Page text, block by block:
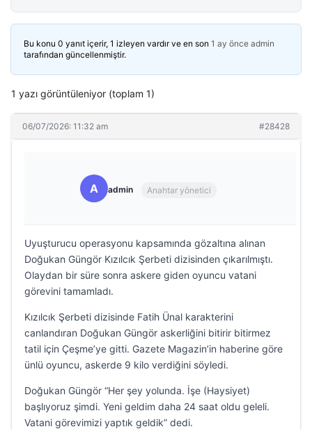
Bu konu 0 yanıt içerir, 1 izleyen vardır ve en son 1 ay önce admin
tarafından güncellenmiştir.
1 yazı görüntüleniyor (toplam 1)
06/07/2026: 11:32 am #28428
A admin Anahtar yönetici
Uyuşturucu operasyonu kapsamında gözaltına alınan
Doğukan Güngör Kızılcık Şerbeti dizisinden çıkarılmıştı.
Olaydan bir süre sonra askere giden oyuncu vatani
görevini tamamladı.
Kızılcık Şerbeti dizisinde Fatih Ünal karakterini
canlandıran Doğukan Güngör askerliğini bitirir bitirmez
tatil için Çeşme’ye gitti. Gazete Magazin’in haberine göre
ünlü oyuncu, askerde 9 kilo verdiğini söyledi.
Doğukan Güngör “Her şey yolunda. İşe (Haysiyet)
başlıyoruz şimdi. Yeni geldim daha 24 saat oldu geleli.
Vatani görevimizi yaptık geldik” dedi.